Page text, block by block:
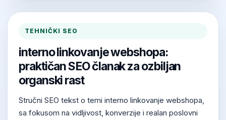
TEHNIČKI SEO
interno linkovanje webshopa:
praktičan SEO članak za ozbiljan
organski rast
Stručni SEO tekst o temi interno linkovanje webshopa,
sa fokusom na vidljivost, konverzije i realan poslovni